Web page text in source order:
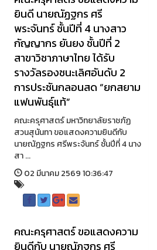
ยินดี นายณัฏฐกร ศรี
พระจันทร์ ชั้นปีที่ 4 นางสาว
กัญญากร ยันยง ชั้นปีที่ 2
สาขาวิชาภาษาไทย ได้รับ
รางวัลรองชนะเลิศอันดับ 2
การประชันกลอนสด “ยกสยาม
แฟนพันธุ์แท้”
คณะครุศาสตร์ มหาวิทยาลัยราชภัฏ
สวนสุนันทา ขอแสดงความยินดีกับ
นายณัฏฐกร ศรีพระจันทร์ ชั้นปีที่ 4 นาง
สา ...
02 มีนาคม 2569 10:36:47
คณะครุศาสตร์ ขอแสดงความ
ยินดีกับ นายณัฏฐกร ศรี